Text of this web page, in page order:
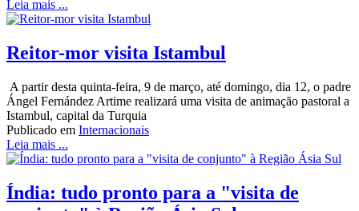
Leia mais ...
Reitor-mor visita Istambul
A partir desta quinta-feira, 9 de março, até domingo, dia 12, o padre
Ángel Fernández Artime realizará uma visita de animação pastoral a
Istambul, capital da Turquia
Publicado em Internacionais
Leia mais ...
Índia: tudo pronto para a "visita de